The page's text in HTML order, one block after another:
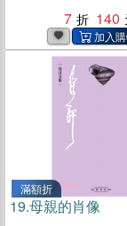
7
140
滿額折
19.母親的肖像